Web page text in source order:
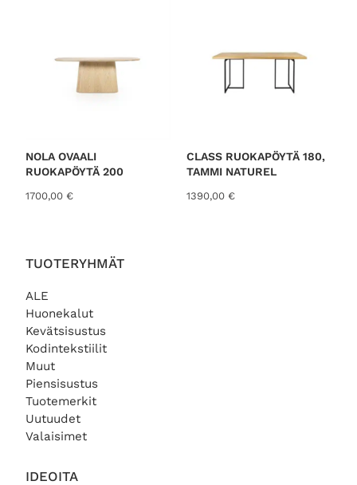
TUOTERYHMÄT
ALE
Huonekalut
Kevätsisustus
Kodintekstiilit
Muut
Piensisustus
Tuotemerkit
Uutuudet
Valaisimet
IDEOITA
NOLA OVAALI
RUOKAPÖYTÄ 200
1700,00 €
CLASS RUOKAPÖYTÄ 180,
TAMMI NATUREL
1390,00 €